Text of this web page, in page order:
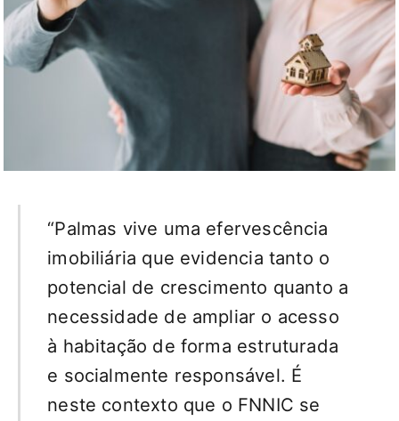
“Palmas vive uma efervescência
imobiliária que evidencia tanto o
potencial de crescimento quanto a
necessidade de ampliar o acesso
à habitação de forma estruturada
e socialmente responsável. É
neste contexto que o FNNIC se